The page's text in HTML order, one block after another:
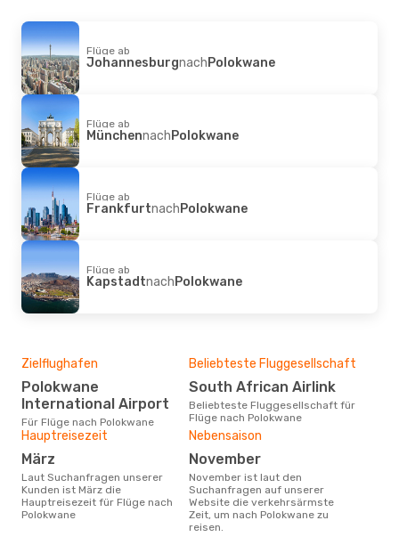
Flüge ab
JohannesburgnachPolokwane
Flüge ab
MünchennachPolokwane
Flüge ab
FrankfurtnachPolokwane
Flüge ab
KapstadtnachPolokwane
Zielflughafen
Polokwane
International Airport
Für Flüge nach Polokwane
Beliebteste Fluggesellschaft
South African Airlink
Beliebteste Fluggesellschaft für
Flüge nach Polokwane
Hauptreisezeit
März
Laut Suchanfragen unserer
Kunden ist März die
Hauptreisezeit für Flüge nach
Polokwane
Nebensaison
November
November ist laut den
Suchanfragen auf unserer
Website die verkehrsärmste
Zeit, um nach Polokwane zu
reisen.